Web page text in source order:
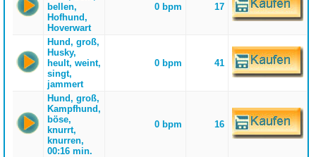
bellen,
Hofhund,
Hoverwart
0 bpm 17
Hund, groß,
Husky,
heult, weint,
singt,
jammert
0 bpm 41
Hund, groß,
Kampfhund,
böse,
knurrt,
knurren,
00:16 min.
0 bpm 16